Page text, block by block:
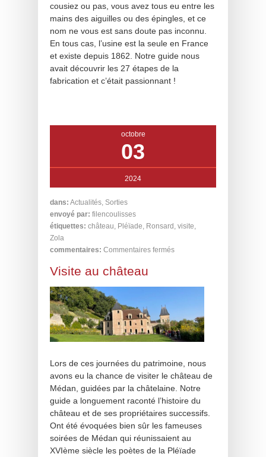
cousiez ou pas, vous avez tous eu entre les
mains des aiguilles ou des épingles, et ce
nom ne vous est sans doute pas inconnu.
En tous cas, l’usine est la seule en France
et existe depuis 1862. Notre guide nous
avait découvrir les 27 étapes de la
fabrication et c’était passionnant !
octobre
03
2024
dans: Actualités, Sorties
envoyé par: filencoulisses
étiquettes: château, Pléïade, Ronsard , visite,
Zola
commentaires: Commentaires fermés
Visite au château
Lors de ces journées du patrimoine, nous
avons eu la chance de visiter le château de
Médan, guidées par la châtelaine. Notre
guide a longuement raconté l’histoire du
château et de ses propriétaires successifs.
Ont été évoquées bien sûr les fameuses
soirées de Médan qui réunissaient au
XVIème siècle les poètes de la Pléïade